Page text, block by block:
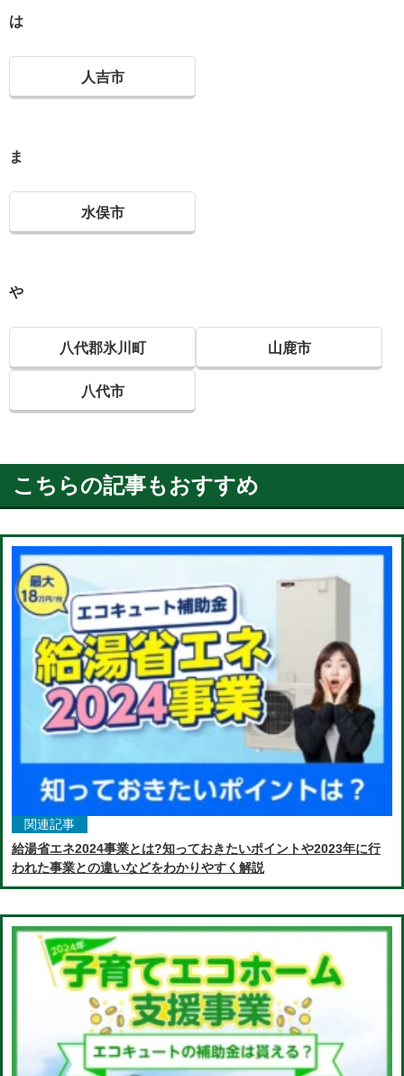
は
人吉市
ま
水俣市
や
八代郡氷川町 山鹿市
八代市
こちらの記事もおすすめ
関連記事
給湯省エネ2024事業とは?知っておきたいポイントや2023年に行
われた事業との違いなどをわかりやすく解説